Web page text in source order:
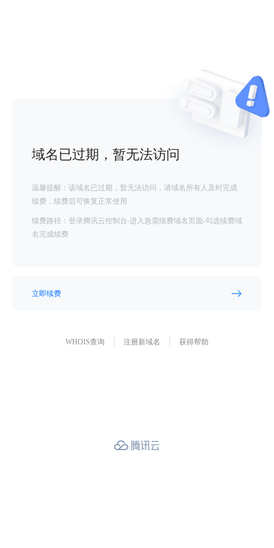
域名已过期，暂无法访问
温馨提醒：该域名已过期，暂无法访问，请域名所有人及时完成
续费，续费后可恢复正常使用
续费路径：登录腾讯云控制台-进入急需续费域名页面-勾选续费域
名完成续费
立即续费
WHOIS查询 注册新域名 获得帮助